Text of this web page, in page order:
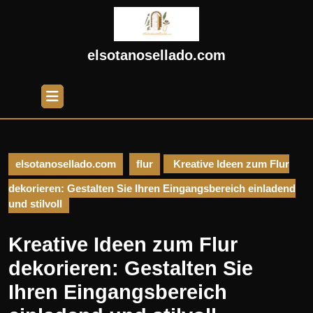
elsotanosellado.com
Open
Button
elsotanosellado.com flur Kreative Ideen zum Flur
dekorieren: Gestalten Sie Ihren Eingangsbereich einladend
und stilvoll
Kreative Ideen zum Flur
dekorieren: Gestalten Sie
Ihren Eingangsbereich